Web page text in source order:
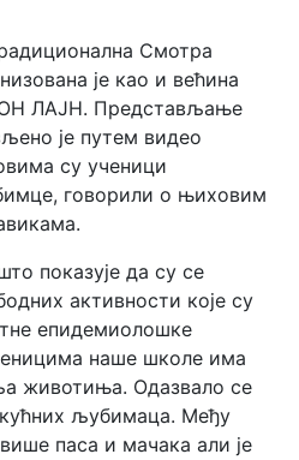
Смотра
је као и већина
ЛАЈН. Представљање
је путем видео
су ученици
говорили о њиховим
показује да су се
активности које су
епидемиолошке
наше школе има
животиња. Одазвало се
љубимаца. Међу
паса и мачака али је